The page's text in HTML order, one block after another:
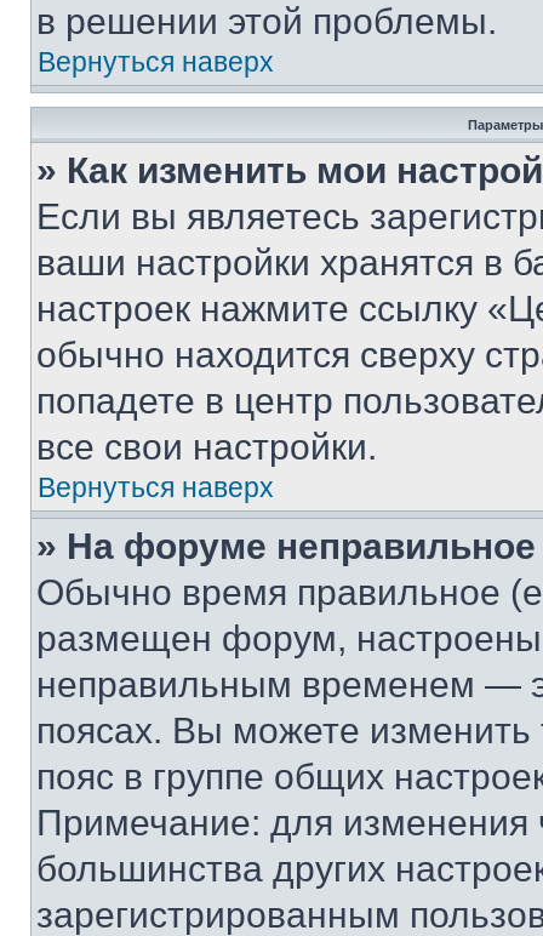
в решении этой проблемы.
Вернуться наверх
Параметры
» Как изменить мои
Если вы являетесь
ваши настройки хранятся в
настроек нажмите ссылку
обычно находится сверху
попадете в центр
все свои настройки.
Вернуться наверх
» На форуме
Обычно время правильное
размещен форум, настроены
неправильным временем —
поясах. Вы можете изменить
пояс в группе общих
Примечание: для изменения
большинства других
зарегистрированным